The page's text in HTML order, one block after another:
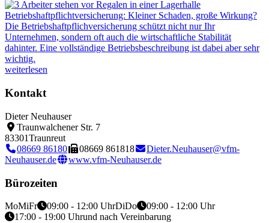
Betriebshaftpflichtversicherung: Kleiner Schaden, große Wirkung?
Die Betriebshaftpflichversicherung schützt nicht nur Ihr
Unternehmen, sondern oft auch die wirtschaftliche Stabilität
dahinter. Eine vollständige Betriebsbeschreibung ist dabei aber sehr
wichtig.
weiterlesen
Kontakt
Dieter Neuhauser
Traunwalchener Str. 7
83301Traunreut
08669 86180
08669 861818
Dieter.Neuhauser@vfm-
Neuhauser.de
www.vfm-Neuhauser.de
Bürozeiten
MoMiFr 09:00 - 12:00 UhrDiDo
09:00 - 12:00 Uhr
17:00 - 19:00 Uhrund nach Vereinbarung